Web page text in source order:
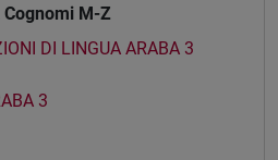
Cognomi M-Z
DI LINGUA ARABA 3
3